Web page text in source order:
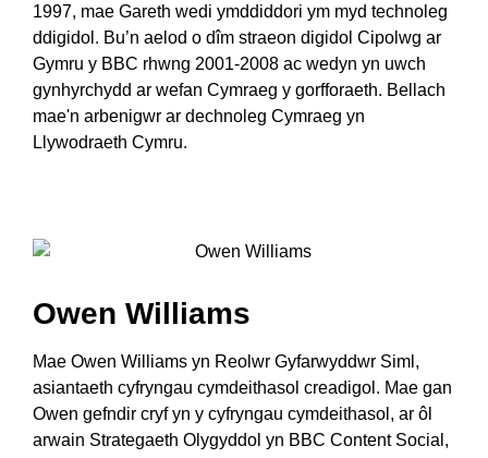
1997, mae Gareth wedi ymddiddori ym myd technoleg
ddigidol. Bu’n aelod o dîm straeon digidol Cipolwg ar
Gymru y BBC rhwng 2001-2008 ac wedyn yn uwch
gynhyrchydd ar wefan Cymraeg y gorfforaeth. Bellach
mae'n arbenigwr ar dechnoleg Cymraeg yn
Llywodraeth Cymru.
Owen Williams
Mae Owen Williams yn Reolwr Gyfarwyddwr Siml,
asiantaeth cyfryngau cymdeithasol creadigol. Mae gan
Owen gefndir cryf yn y cyfryngau cymdeithasol, ar ôl
arwain Strategaeth Olygyddol yn BBC Content Social,